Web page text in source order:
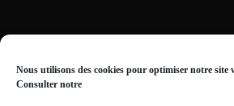
Nous utilisons des cookies pour optimiser notre site
Consulter notre